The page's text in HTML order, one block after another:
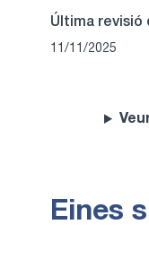
Última revisió
11/11/2025
Eines